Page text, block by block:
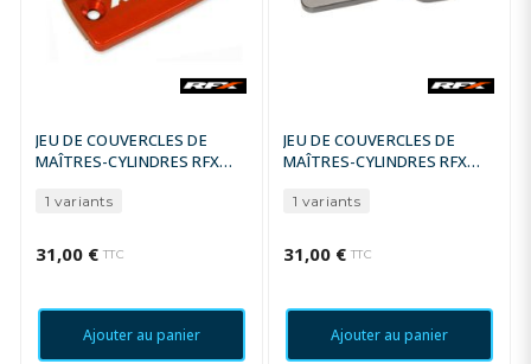
JEU DE COUVERCLES DE
MAÎTRES-CYLINDRES RFX
1 variants
31,00 € TTC
Ajouter au panier
JEU DE COUVERCLES DE
MAÎTRES-CYLINDRES RFX
1 variants
31,00 € TTC
Ajouter au panier